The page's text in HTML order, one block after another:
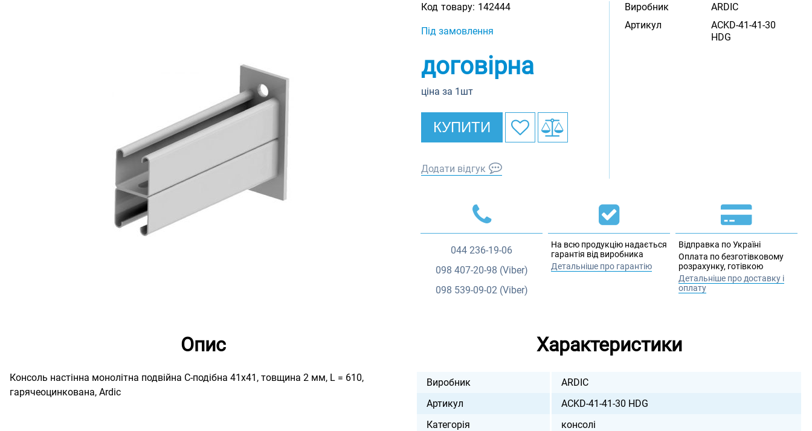
Код товару: 142444
Під замовлення
договірна
ціна за 1шт
КУПИТИ
Додати відгук
Виробник
ARDIC
Артикул
ACKD-41-41-30
HDG
044 236-19-06
098 407-20-98 (Viber)
098 539-09-02 (Viber)
На всю продукцію надається
гарантія від виробника
Детальніше про гарантію
Відправка по Україні
Оплата по безготівковому
розрахунку, готівкою
Детальніше про доставку і
оплату
Опис
Консоль настінна монолітна подвійна С-подібна 41х41, товщина 2 мм, L = 610,
гарячеоцинкована, Ardic
Характеристики
Виробник
ARDIC
Артикул
ACKD-41-41-30 HDG
Категорія
консолі